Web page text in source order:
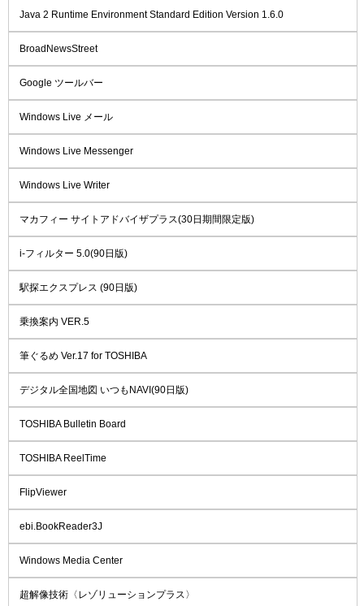
Java 2 Runtime Environment Standard Edition Version 1.6.0
BroadNewsStreet
Google ツールバー
Windows Live メール
Windows Live Messenger
Windows Live Writer
マカフィー サイトアドバイザプラス(30日期間限定版)
i-フィルター 5.0(90日版)
駅探エクスプレス (90日版)
乗換案内 VER.5
筆ぐるめ Ver.17 for TOSHIBA
デジタル全国地図 いつもNAVI(90日版)
TOSHIBA Bulletin Board
TOSHIBA ReelTime
FlipViewer
ebi.BookReader3J
Windows Media Center
超解像技術〈レゾリューションプラス〉